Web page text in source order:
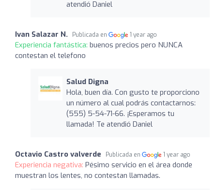
atendió Daniel
Ivan Salazar N. Publicada en 1 year ago
Experiencia fantástica: buenos precios pero NUNCA
contestan el telefono
Salud Digna
Hola, buen día. Con gusto te proporciono
un número al cual podrás contactarnos:
(555) 5-54-71-66. ¡Esperamos tu
llamada! Te atendió Daniel
Octavio Castro valverde Publicada en 1 year ago
Experiencia negativa: Pésimo servicio en el área donde
muestran los lentes, no contestan llamadas.